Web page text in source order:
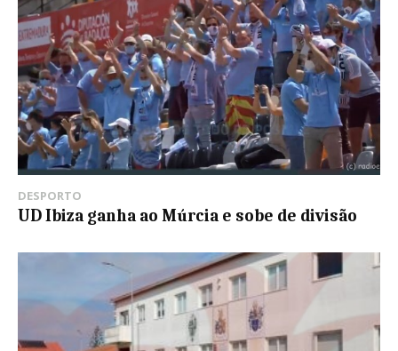
DESPORTO
UD Ibiza ganha ao Múrcia e sobe de divisão